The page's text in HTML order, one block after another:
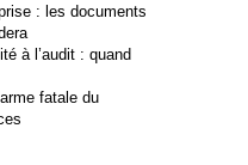
: les documents
à l’audit : quand
fatale du